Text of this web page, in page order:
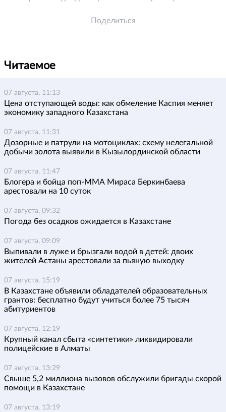
Поделиться
Читаемое
07 августа, 11:13
Цена отступающей воды: как обмеление Каспия меняет
экономику западного Казахстана
07 августа, 11:31
Дозорные и патрули на мотоциклах: схему нелегальной
добычи золота выявили в Кызылординской области
07 августа, 11:47
Блогера и бойца поп-ММА Мираса Беркинбаева
арестовали на 10 суток
07 августа, 09:32
Погода без осадков ожидается в Казахстане
07 августа, 09:09
Выпивали в луже и брызгали водой в детей: двоих
жителей Астаны арестовали за пьяную выходку
07 августа, 15:19
В Казахстане объявили обладателей образовательных
грантов: бесплатно будут учиться более 75 тысяч
абитуриентов
07 августа, 12:19
Крупный канал сбыта «синтетики» ликвидировали
полицейские в Алматы
07 августа, 13:29
Свыше 5,2 миллиона вызовов обслужили бригады скорой
помощи в Казахстане
07 августа, 13:19